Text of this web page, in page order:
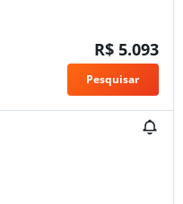
R$ 5.093
Pesquisar